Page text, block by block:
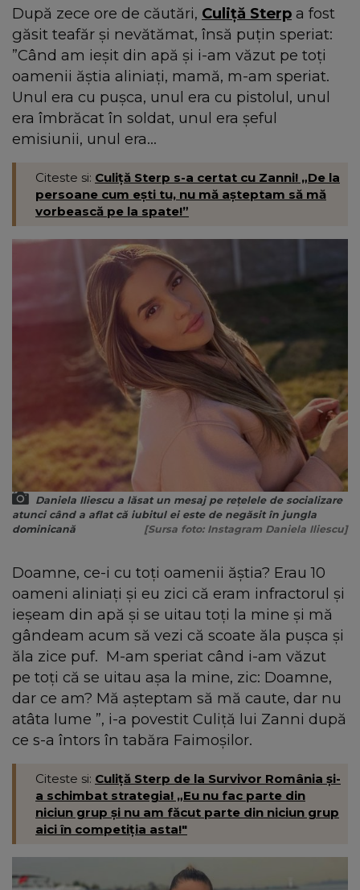
După zece ore de căutări, Culiță Sterp a fost
găsit teafăr și nevătămat, însă puțin speriat:
”Când am ieșit din apă și i-am văzut pe toți
oamenii ăștia aliniați, mamă, m-am speriat.
Unul era cu pușca, unul era cu pistolul, unul
era îmbrăcat în soldat, unul era șeful
emisiunii, unul era...
Citeste si: Culiță Sterp s-a certat cu Zanni! „De la
persoane cum ești tu, nu mă așteptam să mă
vorbească pe la spate!”
Daniela Iliescu a lăsat un mesaj pe rețelele de socializare
atunci când a aflat că iubitul ei este de negăsit în jungla
dominicană
[Sursa foto: Instagram Daniela Iliescu]
Doamne, ce-i cu toți oamenii ăștia? Erau 10
oameni aliniați și eu zici că eram infractorul și
ieșeam din apă și se uitau toți la mine și mă
gândeam acum să vezi că scoate ăla pușca și
ăla zice puf. M-am speriat când i-am văzut
pe toți că se uitau așa la mine, zic: Doamne,
dar ce am? Mă așteptam să mă caute, dar nu
atâta lume ”, i-a povestit Culiță lui Zanni după
ce s-a întors în tabăra Faimoșilor.
Citeste si: Culiță Sterp de la Survivor România și-
a schimbat strategia! „Eu nu fac parte din
niciun grup și nu am făcut parte din niciun grup
aici în competiția asta!"